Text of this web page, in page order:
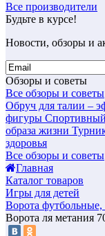
Все производители
Будьте в курсе!
Новости, обзоры и
Обзоры и советы
Все обзоры и советы
Обруч для талии –
фигуры Спортивный
образа жизни
здоровья
Все обзоры и советы
Главная
Каталог товаров
Игры для детей
Ворота футбольные,
Ворота ля метания